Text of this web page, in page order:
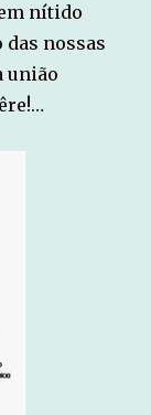
nítido
das nossas
união